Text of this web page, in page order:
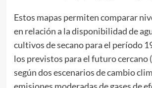
Estos mapas permiten comparar
en relación a la disponibilidad de
cultivos de secano para el período
los previstos para el futuro cercano
según dos escenarios de cambio